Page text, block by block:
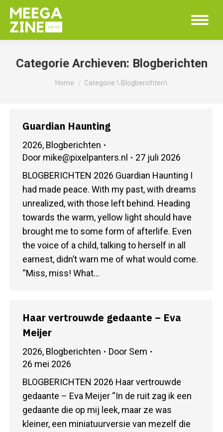
Categorie Archieven: Blogberichten
Je bent hier:
Home Categorie \ Blogberichten\
Guardian Haunting
2026, Blogberichten
Door mike@pixelpanters.nl
27 juli 2026
BLOGBERICHTEN 2026 Guardian Haunting I
had made peace. With my past, with dreams
unrealized, with those left behind. Heading
towards the warm, yellow light should have
brought me to some form of afterlife. Even
the voice of a child, talking to herself in all
earnest, didn’t warn me of what would come.
“Miss, miss! What…
Haar vertrouwde gedaante – Eva
Meijer
2026, Blogberichten Door Sem
26 mei 2026
BLOGBERICHTEN 2026 Haar vertrouwde
gedaante – Eva Meijer “In de ruit zag ik een
gedaante die op mij leek, maar ze was
kleiner, een miniatuurversie van mezelf die